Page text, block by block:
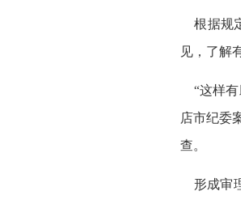
根据规
见，了解
“这样有
店市纪委
查。
形成审